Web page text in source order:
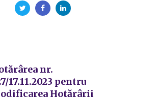
nr.
17.11.2023 pentru
Hotărârii